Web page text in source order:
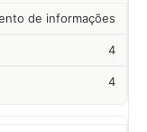
de informações
4
4